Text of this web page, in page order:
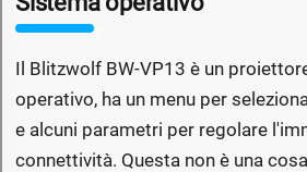
Il Blitzwolf BW-VP13 è un
operativo, ha un menu per
e alcuni parametri per regolare
connettività. Questa non è una